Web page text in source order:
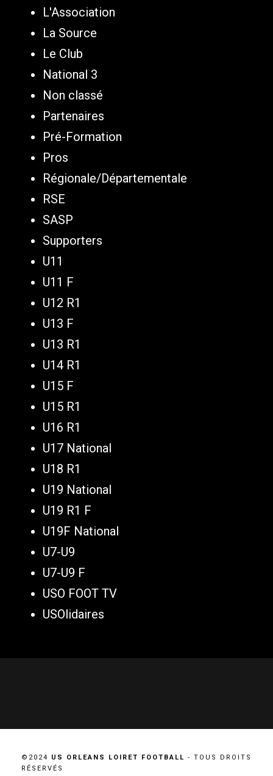
L'Association
La Source
Le Club
National 3
Non classé
Partenaires
Pré-Formation
Pros
Régionale/Départementale
RSE
SASP
Supporters
U11
U11 F
U12 R1
U13 F
U13 R1
U14 R1
U15 F
U15 R1
U16 R1
U17 National
U18 R1
U19 National
U19 R1 F
U19F National
U7-U9
U7-U9 F
USO FOOT TV
USOlidaires
©2024 US ORLEANS LOIRET FOOTBALL - TOUS DROITS
RÉSERVÉS